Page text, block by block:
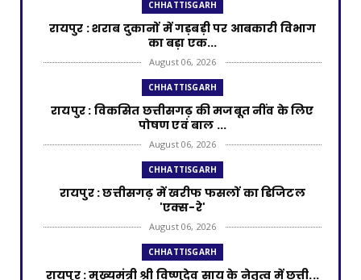
CHHATTISGARH
रायपुर : शराब दुकानों में गड़बड़ी पर आबकारी विभाग
का बड़ा एक...
August 06, 2026
CHHATTISGARH
रायपुर : विकसित छत्तीसगढ़ की मजबूत नींव के लिए
पोषण एवं बाल ...
August 06, 2026
CHHATTISGARH
​रायपुर : ​छत्तीसगढ़ में खरीफ फसलों का डिजिटल
'एक्स-रे'
August 06, 2026
CHHATTISGARH
रायपुर : मुख्यमंत्री श्री विष्णुदेव साय के नेतृत्व में छत्ती...